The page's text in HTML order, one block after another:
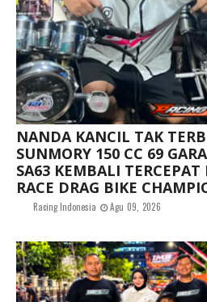
NANDA KANCIL TAK
SUNMORY 150 CC 69
SA63 KEMBALI
RACE DRAG BIKE
Racing Indonesia Agu 09, 2026